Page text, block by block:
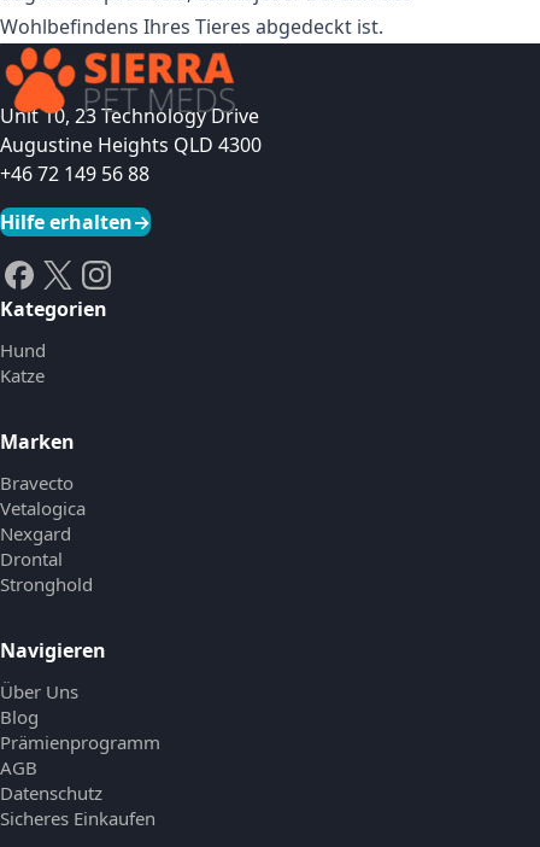
Wohlbefindens Ihres Tieres abgedeckt ist.
Unit 10, 23 Technology Drive
Augustine Heights QLD 4300
+46 72 149 56 88
Hilfe erhalten→
Kategorien
Hund
Katze
Marken
Bravecto
Vetalogica
Nexgard
Drontal
Stronghold
Navigieren
Über Uns
Blog
Prämienprogramm
AGB
Datenschutz
Sicheres Einkaufen